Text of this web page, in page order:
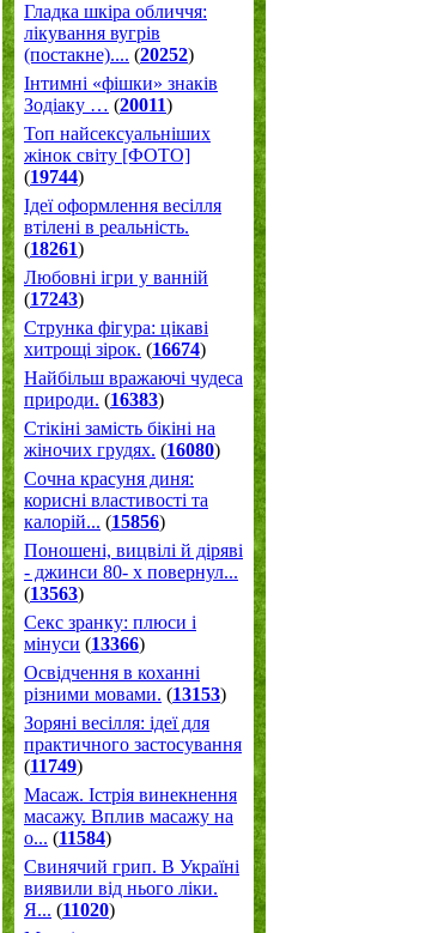
Гладка шкіра обличчя:
лікування вугрів
(постакне).... (20252)
Інтимні «фішки» знаків
Зодіаку … (20011)
Топ найсексуальніших
жінок світу [ФОТО]
(19744)
Ідеї оформлення весілля
втілені в реальність.
(18261)
Любовні ігри у ванній
(17243)
Струнка фігура: цікаві
хитрощі зірок. (16674)
Найбільш вражаючі чудеса
природи. (16383)
Стікіні замість бікіні на
жіночих грудях. (16080)
Сочна красуня диня:
корисні властивості та
калорій... (15856)
Поношені, вицвілі й діряві
- джинси 80- х повернул...
(13563)
Секс зранку: плюси і
мінуси (13366)
Освідчення в коханні
різними мовами. (13153)
Зоряні весілля: ідеї для
практичного застосування
(11749)
Масаж. Істрія винекнення
масажу. Вплив масажу на
о... (11584)
Свинячий грип. В Україні
виявили від нього ліки.
Я... (11020)